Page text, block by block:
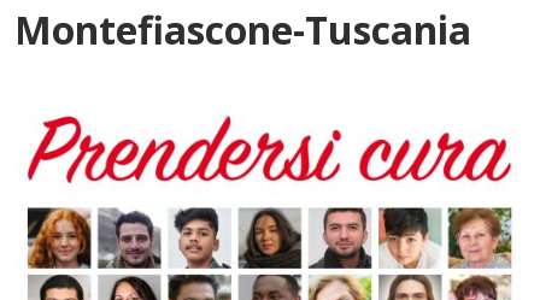
Montefiascone-Tuscania